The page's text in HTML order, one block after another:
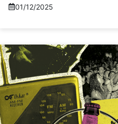
01/12/2025